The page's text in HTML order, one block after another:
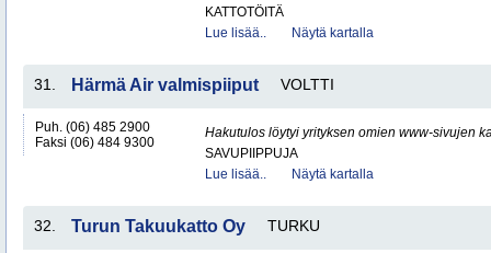
KATTOTÖITÄ
Lue lisää..
Näytä kartalla
31. Härmä Air valmispiiput VOLTTI
Puh. (06) 485 2900
Faksi (06) 484 9300
Hakutulos löytyi yrityksen omien www-sivujen
SAVUPIIPPUJA
Lue lisää..
Näytä kartalla
32. Turun Takuukatto Oy TURKU